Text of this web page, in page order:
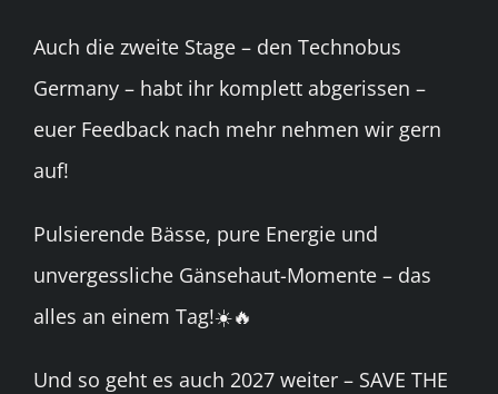
Auch die zweite Stage – den Technobus
Germany – habt ihr komplett abgerissen –
euer Feedback nach mehr nehmen wir gern
auf!
Pulsierende Bässe, pure Energie und
unvergessliche Gänsehaut-Momente – das
alles an einem Tag!☀️🔥
Und so geht es auch 2027 weiter – SAVE THE